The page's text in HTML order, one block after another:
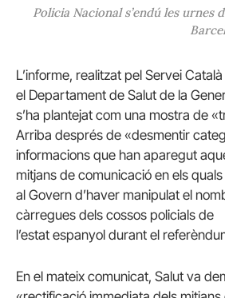
Policia Nacional s’endú les urnes
L’informe, realitzat pel Servei
el Departament de Salut de la
s’ha plantejat com una mostra de
Arriba després de «desmentir
informacions que han aparegut
mitjans de comunicació en els quals
al Govern d’haver manipulat el
càrregues dels cossos policials de
l’estat espanyol durant el
En el mateix comunicat, Salut va